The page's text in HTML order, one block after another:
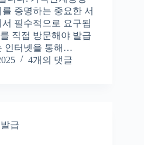
증명하는 중요한 서
필수적으로 요구됩
직접 방문해야 발급
인터넷을 통해…
4개의 댓글
급